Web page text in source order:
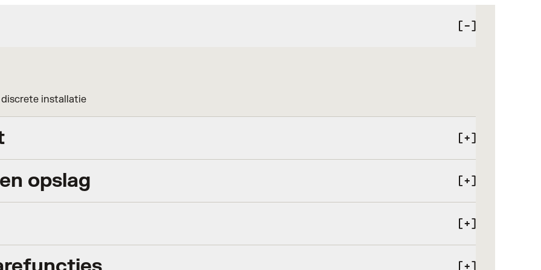
installatie
opslag
PER DAG